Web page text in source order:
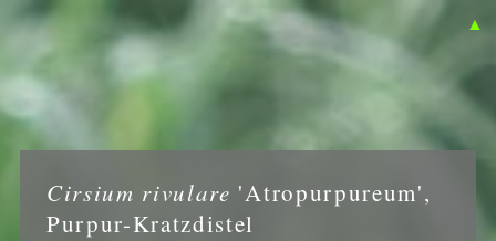
Cirsium rivulare 'Atropurpureum',
Purpur-Kratzdistel
▲